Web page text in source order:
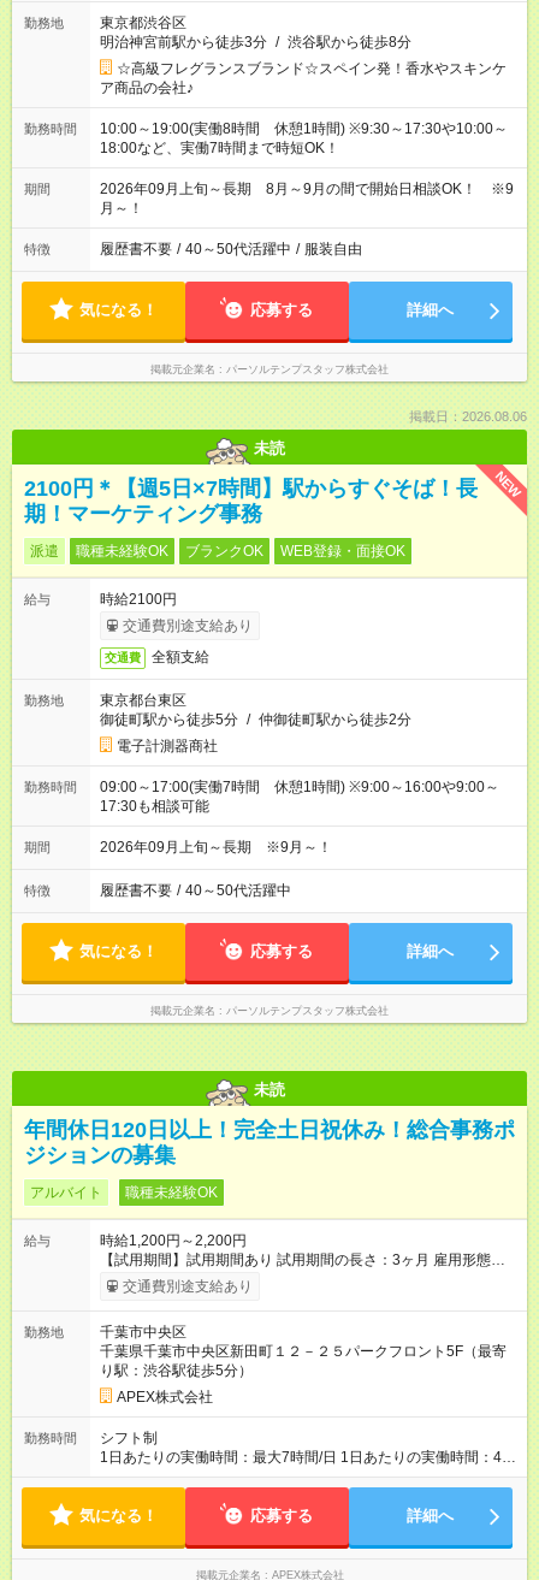
勤務地
東京都渋谷区
明治神宮前駅から徒歩3分 / 渋谷駅から徒歩8分
☆高級フレグランスブランド☆スペイン発！香水やスキンケ
ア商品の会社♪
勤務時間
10:00～19:00(実働8時間 休憩1時間) ※9:30～17:30や10:00～
18:00など、実働7時間まで時短OK！
期間
2026年09月上旬～長期 8月～9月の間で開始日相談OK！ ※9
月～！
特徴 履歴書不要 / 40～50代活躍中 / 服装自由
気になる！ 応募する 詳細へ
掲載元企業名 パーソルテンプスタッフ株式会社
掲載日：2026.08.06
未読
NEW
2100円＊【週5日×7時間】駅からすぐそば！長
期！マーケティング事務
派遣 職種未経験OK ブランクOK WEB登録・面接OK
給与
時給2100円
交通費別途支給あり
交通費 全額支給
勤務地
東京都台東区
御徒町駅から徒歩5分 / 仲御徒町駅から徒歩2分
電子計測器商社
勤務時間
09:00～17:00(実働7時間 休憩1時間) ※9:00～16:00や9:00～
17:30も相談可能
期間 2026年09月上旬～長期 ※9月～！
特徴 履歴書不要 / 40～50代活躍中
気になる！ 応募する 詳細へ
掲載元企業名 パーソルテンプスタッフ株式会社
未読
年間休日120日以上！完全土日祝休み！総合事務ポ
ジションの募集
アルバイト 職種未経験OK
給与
時給1,200円～2,200円
【試用期間】試用期間あり 試用期間の長さ：3ヶ月 雇用形態、
給与は本採用時と同じです。
交通費別途支給あり
勤務地
千葉市中央区
千葉県千葉市中央区新田町１２－２５パークフロント5F（最寄
り駅：渋谷駅徒歩5分）
APEX株式会社
勤務時間
シフト制
1日あたりの実働時間：最大7時間/日 1日あたりの実働時間：4-7
時間 シフト例 ・9時00分～15時00分 ・10時00分～17時00分 週
気になる！ 応募する 詳細へ
掲載元企業名 APEX株式会社